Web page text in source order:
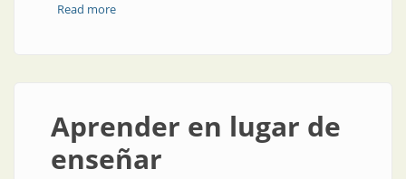
Read moreabout Estudiantes de Argentina fueron premiados
Aprender en lugar de
enseñar